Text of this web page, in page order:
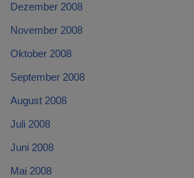
Dezember 2008
November 2008
Oktober 2008
September 2008
August 2008
Juli 2008
Juni 2008
Mai 2008